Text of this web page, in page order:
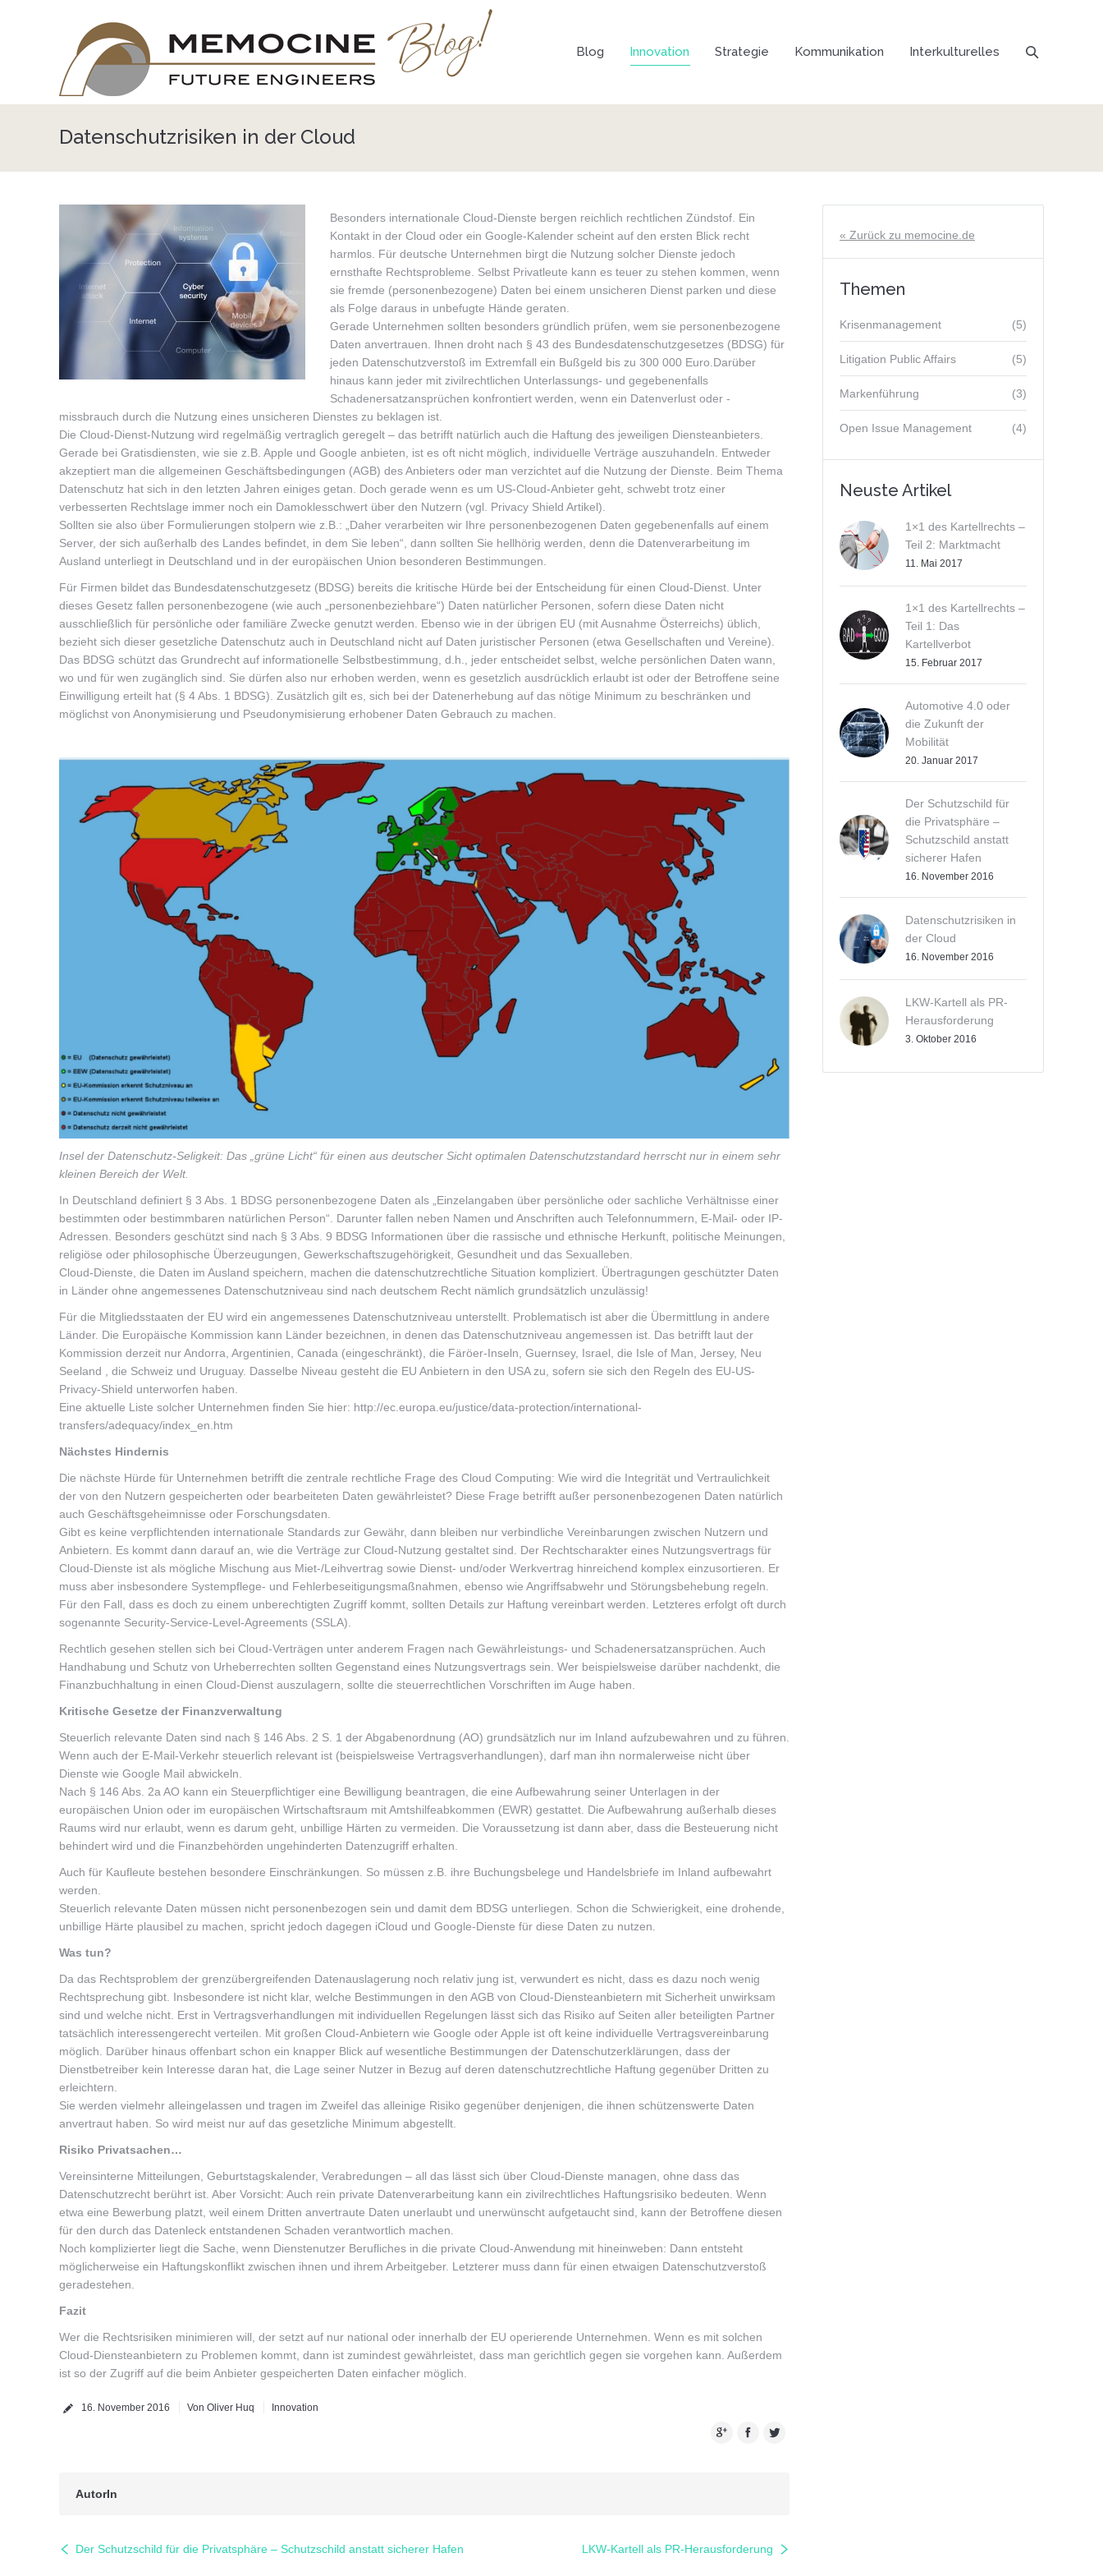
Blog Innovation Strategie Kommunikation Interkulturelles
Datenschutzrisiken in der Cloud
Besonders internationale Cloud-Dienste bergen reichlich rechtlichen Zündstof. Ein
Kontakt in der Cloud oder ein Google-Kalender scheint auf den ersten Blick recht
harmlos. Für deutsche Unternehmen birgt die Nutzung solcher Dienste jedoch
ernsthafte Rechtsprobleme. Selbst Privatleute kann es teuer zu stehen kommen, wenn
sie fremde (personenbezogene) Daten bei einem unsicheren Dienst parken und diese
als Folge daraus in unbefugte Hände geraten.
Gerade Unternehmen sollten besonders gründlich prüfen, wem sie personenbezogene
Daten anvertrauen. Ihnen droht nach § 43 des Bundesdatenschutzgesetzes (BDSG) für
jeden Datenschutzverstoß im Extremfall ein Bußgeld bis zu 300 000 Euro.Darüber
hinaus kann jeder mit zivilrechtlichen Unterlassungs- und gegebenenfalls
Schadenersatzansprüchen konfrontiert werden, wenn ein Datenverlust oder -
missbrauch durch die Nutzung eines unsicheren Dienstes zu beklagen ist.
Die Cloud-Dienst-Nutzung wird regelmäßig vertraglich geregelt – das betrifft natürlich auch die Haftung des jeweiligen Diensteanbieters.
Gerade bei Gratisdiensten, wie sie z.B. Apple und Google anbieten, ist es oft nicht möglich, individuelle Verträge auszuhandeln. Entweder
akzeptiert man die allgemeinen Geschäftsbedingungen (AGB) des Anbieters oder man verzichtet auf die Nutzung der Dienste. Beim Thema
Datenschutz hat sich in den letzten Jahren einiges getan. Doch gerade wenn es um US-Cloud-Anbieter geht, schwebt trotz einer
verbesserten Rechtslage immer noch ein Damoklesschwert über den Nutzern (vgl. Privacy Shield Artikel).
Sollten sie also über Formulierungen stolpern wie z.B.: „Daher verarbeiten wir Ihre personenbezogenen Daten gegebenenfalls auf einem
Server, der sich außerhalb des Landes befindet, in dem Sie leben“, dann sollten Sie hellhörig werden, denn die Datenverarbeitung im
Ausland unterliegt in Deutschland und in der europäischen Union besonderen Bestimmungen.
Für Firmen bildet das Bundesdatenschutzgesetz (BDSG) bereits die kritische Hürde bei der Entscheidung für einen Cloud-Dienst. Unter
dieses Gesetz fallen personenbezogene (wie auch „personenbeziehbare“) Daten natürlicher Personen, sofern diese Daten nicht
ausschließlich für persönliche oder familiäre Zwecke genutzt werden. Ebenso wie in der übrigen EU (mit Ausnahme Österreichs) üblich,
bezieht sich dieser gesetzliche Datenschutz auch in Deutschland nicht auf Daten juristischer Personen (etwa Gesellschaften und Vereine).
Das BDSG schützt das Grundrecht auf informationelle Selbstbestimmung, d.h., jeder entscheidet selbst, welche persönlichen Daten wann,
wo und für wen zugänglich sind. Sie dürfen also nur erhoben werden, wenn es gesetzlich ausdrücklich erlaubt ist oder der Betroffene seine
Einwilligung erteilt hat (§ 4 Abs. 1 BDSG). Zusätzlich gilt es, sich bei der Datenerhebung auf das nötige Minimum zu beschränken und
möglichst von Anonymisierung und Pseudonymisierung erhobener Daten Gebrauch zu machen.
Insel der Datenschutz-Seligkeit: Das „grüne Licht“ für einen aus deutscher Sicht optimalen Datenschutzstandard herrscht nur in einem sehr
kleinen Bereich der Welt.
In Deutschland definiert § 3 Abs. 1 BDSG personenbezogene Daten als „Einzelangaben über persönliche oder sachliche Verhältnisse einer
bestimmten oder bestimmbaren natürlichen Person“. Darunter fallen neben Namen und Anschriften auch Telefonnummern, E-Mail- oder IP-
Adressen. Besonders geschützt sind nach § 3 Abs. 9 BDSG Informationen über die rassische und ethnische Herkunft, politische Meinungen,
religiöse oder philosophische Überzeugungen, Gewerkschaftszugehörigkeit, Gesundheit und das Sexualleben.
Cloud-Dienste, die Daten im Ausland speichern, machen die datenschutzrechtliche Situation kompliziert. Übertragungen geschützter Daten
in Länder ohne angemessenes Datenschutzniveau sind nach deutschem Recht nämlich grundsätzlich unzulässig!
Für die Mitgliedsstaaten der EU wird ein angemessenes Datenschutzniveau unterstellt. Problematisch ist aber die Übermittlung in andere
Länder. Die Europäische Kommission kann Länder bezeichnen, in denen das Datenschutzniveau angemessen ist. Das betrifft laut der
Kommission derzeit nur Andorra, Argentinien, Canada (eingeschränkt), die Färöer-Inseln, Guernsey, Israel, die Isle of Man, Jersey, Neu
Seeland , die Schweiz und Uruguay. Dasselbe Niveau gesteht die EU Anbietern in den USA zu, sofern sie sich den Regeln des EU-US-
Privacy-Shield unterworfen haben.
Eine aktuelle Liste solcher Unternehmen finden Sie hier: http://ec.europa.eu/justice/data-protection/international-
transfers/adequacy/index_en.htm
Nächstes Hindernis
Die nächste Hürde für Unternehmen betrifft die zentrale rechtliche Frage des Cloud Computing: Wie wird die Integrität und Vertraulichkeit
der von den Nutzern gespeicherten oder bearbeiteten Daten gewährleistet? Diese Frage betrifft außer personenbezogenen Daten natürlich
auch Geschäftsgeheimnisse oder Forschungsdaten.
Gibt es keine verpflichtenden internationale Standards zur Gewähr, dann bleiben nur verbindliche Vereinbarungen zwischen Nutzern und
Anbietern. Es kommt dann darauf an, wie die Verträge zur Cloud-Nutzung gestaltet sind. Der Rechtscharakter eines Nutzungsvertrags für
Cloud-Dienste ist als mögliche Mischung aus Miet-/Leihvertrag sowie Dienst- und/oder Werkvertrag hinreichend komplex einzusortieren. Er
muss aber insbesondere Systempflege- und Fehlerbeseitigungsmaßnahmen, ebenso wie Angriffsabwehr und Störungsbehebung regeln.
Für den Fall, dass es doch zu einem unberechtigten Zugriff kommt, sollten Details zur Haftung vereinbart werden. Letzteres erfolgt oft durch
sogenannte Security-Service-Level-Agreements (SSLA).
Rechtlich gesehen stellen sich bei Cloud-Verträgen unter anderem Fragen nach Gewährleistungs- und Schadenersatzansprüchen. Auch
Handhabung und Schutz von Urheberrechten sollten Gegenstand eines Nutzungsvertrags sein. Wer beispielsweise darüber nachdenkt, die
Finanzbuchhaltung in einen Cloud-Dienst auszulagern, sollte die steuerrechtlichen Vorschriften im Auge haben.
Kritische Gesetze der Finanzverwaltung
Steuerlich relevante Daten sind nach § 146 Abs. 2 S. 1 der Abgabenordnung (AO) grundsätzlich nur im Inland aufzubewahren und zu führen.
Wenn auch der E-Mail-Verkehr steuerlich relevant ist (beispielsweise Vertragsverhandlungen), darf man ihn normalerweise nicht über
Dienste wie Google Mail abwickeln.
Nach § 146 Abs. 2a AO kann ein Steuerpflichtiger eine Bewilligung beantragen, die eine Aufbewahrung seiner Unterlagen in der
europäischen Union oder im europäischen Wirtschaftsraum mit Amtshilfeabkommen (EWR) gestattet. Die Aufbewahrung außerhalb dieses
Raums wird nur erlaubt, wenn es darum geht, unbillige Härten zu vermeiden. Die Voraussetzung ist dann aber, dass die Besteuerung nicht
behindert wird und die Finanzbehörden ungehinderten Datenzugriff erhalten.
Auch für Kaufleute bestehen besondere Einschränkungen. So müssen z.B. ihre Buchungsbelege und Handelsbriefe im Inland aufbewahrt
werden.
Steuerlich relevante Daten müssen nicht personenbezogen sein und damit dem BDSG unterliegen. Schon die Schwierigkeit, eine drohende,
unbillige Härte plausibel zu machen, spricht jedoch dagegen iCloud und Google-Dienste für diese Daten zu nutzen.
Was tun?
Da das Rechtsproblem der grenzübergreifenden Datenauslagerung noch relativ jung ist, verwundert es nicht, dass es dazu noch wenig
Rechtsprechung gibt. Insbesondere ist nicht klar, welche Bestimmungen in den AGB von Cloud-Diensteanbietern mit Sicherheit unwirksam
sind und welche nicht. Erst in Vertragsverhandlungen mit individuellen Regelungen lässt sich das Risiko auf Seiten aller beteiligten Partner
tatsächlich interessengerecht verteilen. Mit großen Cloud-Anbietern wie Google oder Apple ist oft keine individuelle Vertragsvereinbarung
möglich. Darüber hinaus offenbart schon ein knapper Blick auf wesentliche Bestimmungen der Datenschutzerklärungen, dass der
Dienstbetreiber kein Interesse daran hat, die Lage seiner Nutzer in Bezug auf deren datenschutzrechtliche Haftung gegenüber Dritten zu
erleichtern.
Sie werden vielmehr alleingelassen und tragen im Zweifel das alleinige Risiko gegenüber denjenigen, die ihnen schützenswerte Daten
anvertraut haben. So wird meist nur auf das gesetzliche Minimum abgestellt.
Risiko Privatsachen…
Vereinsinterne Mitteilungen, Geburtstagskalender, Verabredungen – all das lässt sich über Cloud-Dienste managen, ohne dass das
Datenschutzrecht berührt ist. Aber Vorsicht: Auch rein private Datenverarbeitung kann ein zivilrechtliches Haftungsrisiko bedeuten. Wenn
etwa eine Bewerbung platzt, weil einem Dritten anvertraute Daten unerlaubt und unerwünscht aufgetaucht sind, kann der Betroffene diesen
für den durch das Datenleck entstandenen Schaden verantwortlich machen.
Noch komplizierter liegt die Sache, wenn Dienstenutzer Berufliches in die private Cloud-Anwendung mit hineinweben: Dann entsteht
möglicherweise ein Haftungskonflikt zwischen ihnen und ihrem Arbeitgeber. Letzterer muss dann für einen etwaigen Datenschutzverstoß
geradestehen.
Fazit
Wer die Rechtsrisiken minimieren will, der setzt auf nur national oder innerhalb der EU operierende Unternehmen. Wenn es mit solchen
Cloud-Diensteanbietern zu Problemen kommt, dann ist zumindest gewährleistet, dass man gerichtlich gegen sie vorgehen kann. Außerdem
ist so der Zugriff auf die beim Anbieter gespeicherten Daten einfacher möglich.
16. November 2016 Von Oliver Huq Innovation
Twitter
Facebook
Google+
AutorIn
Der Schutzschild für die Privatsphäre – Schutzschild anstatt sicherer Hafen LKW-Kartell als PR-Herausforderung
« Zurück zu memocine.de
Themen
(5)
Krisenmanagement
(5)
Litigation Public Affairs
(3)
Markenführung
(4)
Open Issue Management
Neuste Artikel
1×1 des Kartellrechts –
Teil 2: Marktmacht
11. Mai 2017
1×1 des Kartellrechts –
Teil 1: Das
Kartellverbot
15. Februar 2017
Automotive 4.0 oder
die Zukunft der
Mobilität
20. Januar 2017
Der Schutzschild für
die Privatsphäre –
Schutzschild anstatt
sicherer Hafen
16. November 2016
Datenschutzrisiken in
der Cloud
16. November 2016
LKW-Kartell als PR-
Herausforderung
3. Oktober 2016